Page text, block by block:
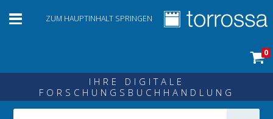
ZUM HAUPTINHALT SPRINGEN
0
IHRE DIGITALE
FORSCHUNGSBUCHHANDLUNG